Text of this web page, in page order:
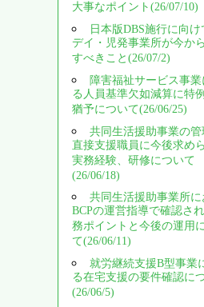
大事なポイント(26/07/10)
日本版DBS施行に向
デイ・児発事業所が今か
すべきこと(26/07/2)
障害福祉サービス事業
る人員基準欠如減算に特
猶予について(26/06/25)
共同生活援助事業の管
直接支援職員に今後求め
実務経験、研修について
(26/06/18)
共同生活援助事業所に
BCPの運営指導で確認さ
務ポイントと今後の運用
て(26/06/11)
就労継続支援B型事業
る在宅支援の要件確認に
(26/06/5)